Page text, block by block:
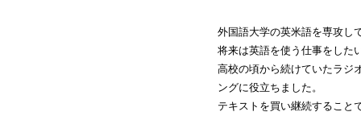
外国語大学の英米語を専攻し
将来は英語を使う仕事をした
高校の頃から続けていたラジ
ングに役立ちました。
テキストを買い継続すること